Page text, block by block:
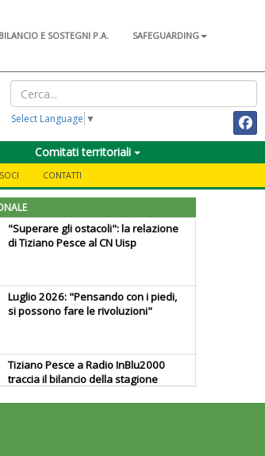
BILANCIO E SOSTEGNI P.A.
SAFEGUARDING
Select Language ▼
Comitati territoriali
CONTATTI
"Superare gli ostacoli": la relazione
di Tiziano Pesce al CN Uisp
Luglio 2026: "Pensando con i piedi,
si possono fare le rivoluzioni"
Tiziano Pesce a Radio InBlu2000
traccia il bilancio della stagione